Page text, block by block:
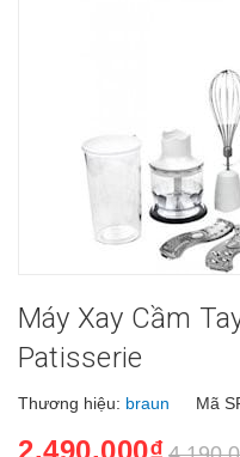
Máy Xay Cầm
Patisserie
Thương hiệu: braun Mã
2.490.000₫